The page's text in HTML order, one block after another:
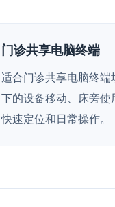
门诊共享电脑终端
适合门诊共享电脑终端
下的设备移动、床旁使
快速定位和日常操作。